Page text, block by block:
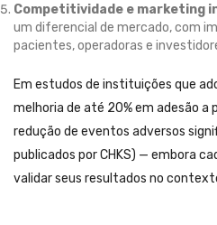
Competitividade e marketing
um diferencial de mercado, com
pacientes, operadoras e
Em estudos de instituições que
melhoria de até 20% em adesão a
redução de eventos adversos
publicados por CHKS) — embora
validar seus resultados no